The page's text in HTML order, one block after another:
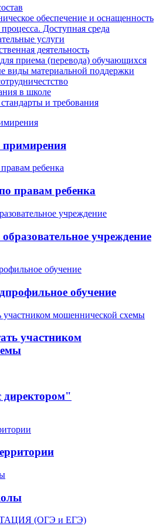
обеспечение и оснащенность
Доступная среда
услуги
деятельность
приема (перевода) обучающихся
виды материальной поддержки
в школе
и требования
правам ребенка
учреждение
обучение
участником
директором"